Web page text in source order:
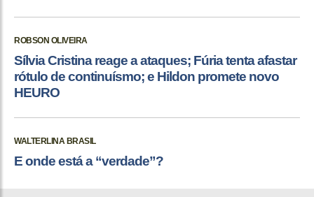
ROBSON OLIVEIRA
Sílvia Cristina reage a ataques; Fúria tenta afastar
rótulo de continuísmo; e Hildon promete novo
HEURO
WALTERLINA BRASIL
E onde está a “verdade”?